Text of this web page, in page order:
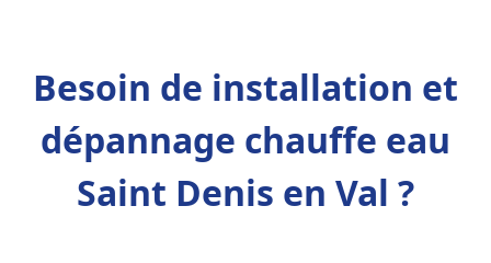
Besoin de installation et
dépannage chauffe eau
Saint Denis en Val ?